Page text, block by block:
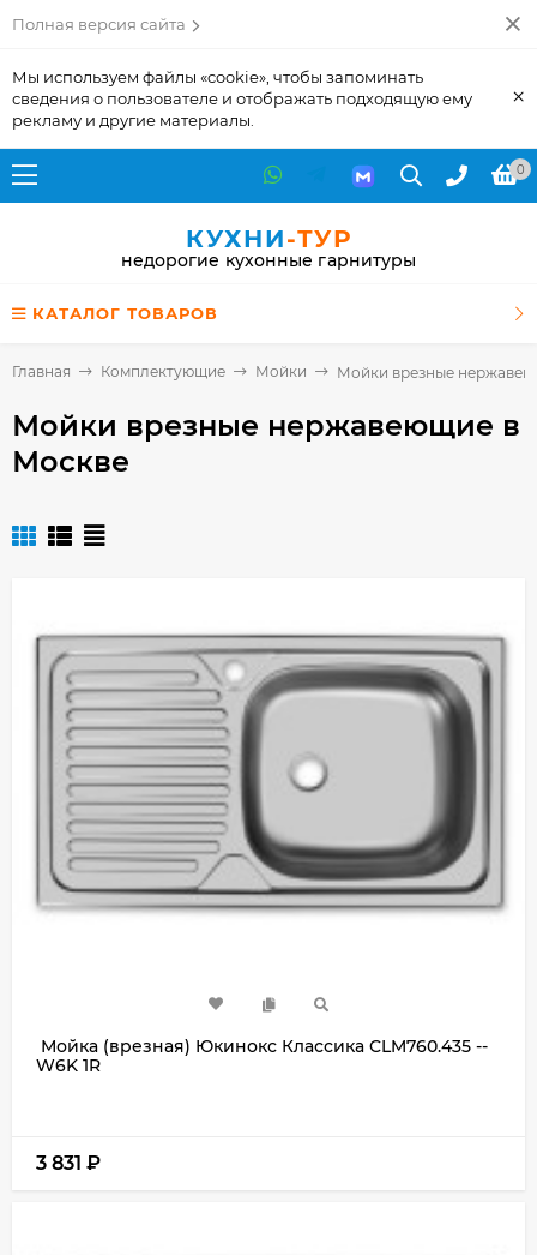
Полная версия сайта
Мы используем файлы «cookie», чтобы запоминать
сведения о пользователе и отображать подходящую ему
рекламу и другие материалы.
×
0
КУХНИ-ТУР
недорогие кухонные гарнитуры
КАТАЛОГ ТОВАРОВ
Главная Комплектующие Мойки Мойки врезные
Мойки врезные нержавеющие в
Москве
Мойка (врезная) Юкинокс Классика CLM760.435 --
W6K 1R
3 831 ₽